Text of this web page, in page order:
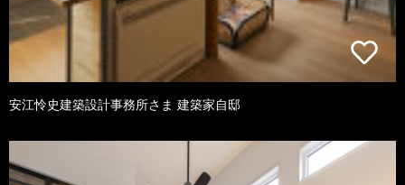
安江怜史建築設計事務所さま 建築家自邸